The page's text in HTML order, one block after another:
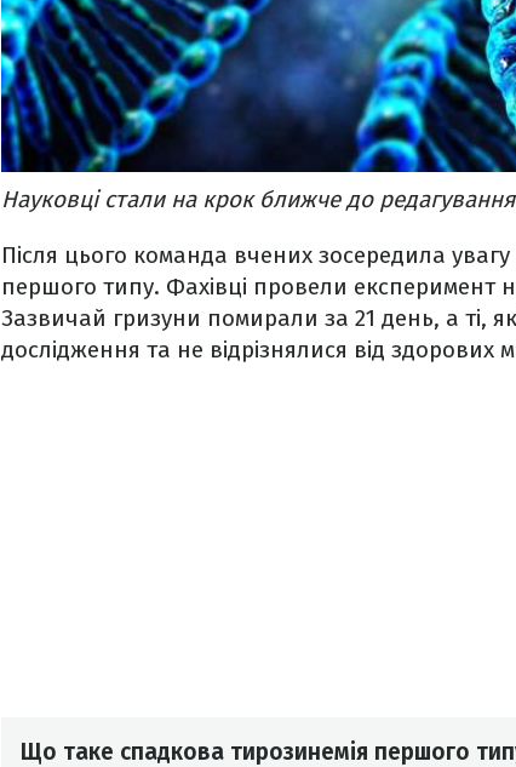
Науковці стали на крок ближче до
Після цього команда вчених зосередила увагу
першого типу. Фахівці провели експеримент
Зазвичай гризуни помирали за 21 день, а ті,
дослідження та не відрізнялися від здорових
Що таке спадкова тирозинемія першого